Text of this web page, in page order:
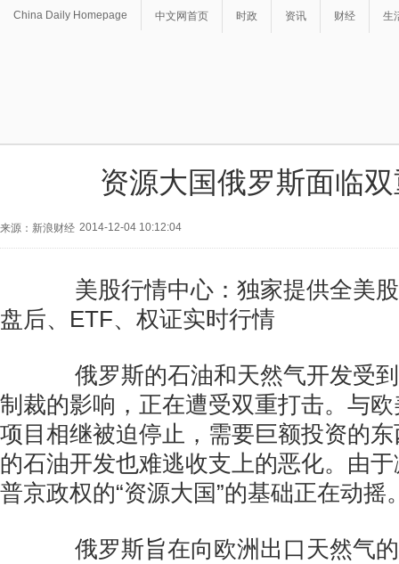
China Daily Homepage 中文网首页 时政 资讯 财经 生
资源大国俄罗斯面临
来源：新浪财经 2014-12-04 10:12:04
美股行情中心：独家提供全美股
盘后、ETF、权证实时行情
俄罗斯的石油和天然气开发受到
制裁的影响，正在遭受双重打击。与
项目相继被迫停止，需要巨额投资的
的石油开发也难逃收支上的恶化。由
普京政权的“资源大国”的基础正在动摇
俄罗斯旨在向欧洲出口天然气的